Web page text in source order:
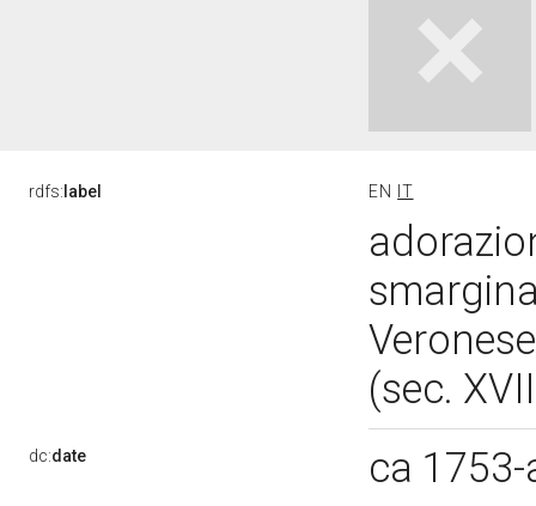
rdfs: label EN IT
(sec.
dc:date ca